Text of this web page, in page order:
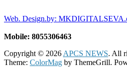
Web. Design.by:
Mobile: 8055306463
Copyright © 2026 APCS NEWS. All
Theme: ColorMag by ThemeGrill.